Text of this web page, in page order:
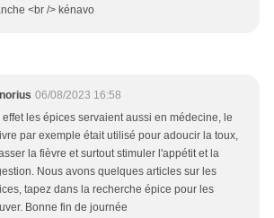
<br /> kénavo
06/08/2023 16:58
effet les épices servaient aussi en médecine, le
par exemple était utilisé pour adoucir la toux,
la fièvre et surtout stimuler l'appétit et la
Nous avons quelques articles sur les
tapez dans la recherche épice pour les
Bonne fin de journée